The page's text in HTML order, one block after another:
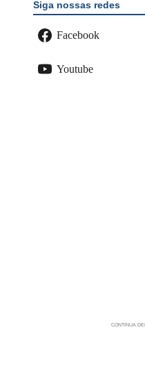
Siga nossas redes
Facebook
Youtube